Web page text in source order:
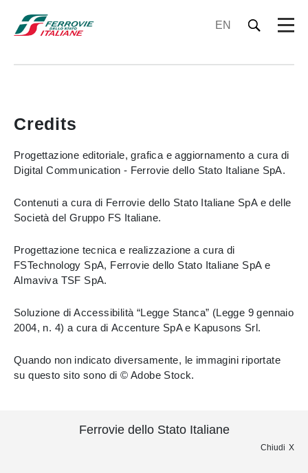
EN
Credits
Progettazione editoriale, grafica e aggiornamento a cura di
Digital Communication - Ferrovie dello Stato Italiane SpA.
Contenuti a cura di Ferrovie dello Stato Italiane SpA e delle
Società del Gruppo FS Italiane.
Progettazione tecnica e realizzazione a cura di
FSTechnology SpA, Ferrovie dello Stato Italiane SpA e
Almaviva TSF SpA.
Soluzione di Accessibilità “Legge Stanca” (Legge 9 gennaio
2004, n. 4) a cura di Accenture SpA e Kapusons Srl.
Quando non indicato diversamente, le immagini riportate
su questo sito sono di © Adobe Stock.
Ferrovie dello Stato Italiane
Chiudi